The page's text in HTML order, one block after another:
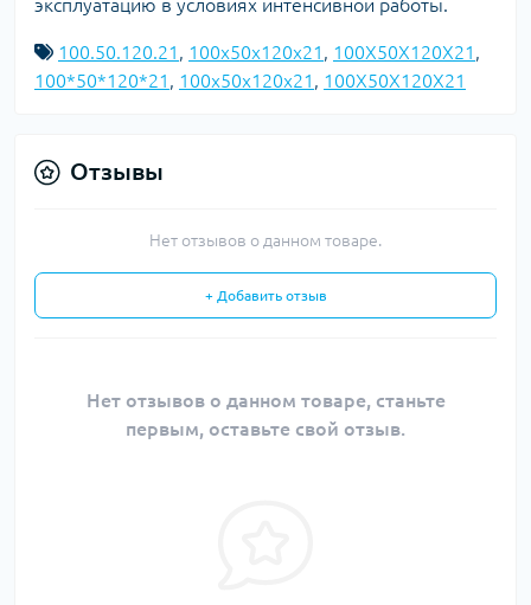
эксплуатацию в условиях интенсивной работы.
100.50.120.21 , 100x50x120x21 , 100X50X120X21 ,
100*50*120*21 , 100х50х120х21 , 100Х50Х120Х21
Отзывы
Нет отзывов о данном товаре.
+ Добавить отзыв
Нет отзывов о данном товаре, станьте
первым, оставьте свой отзыв.